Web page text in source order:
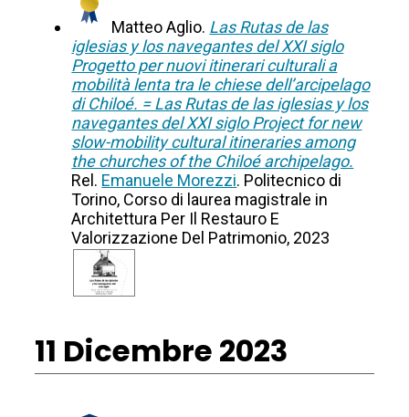
Matteo Aglio. Las Rutas de las
iglesias y los navegantes del XXI siglo
Progetto per nuovi itinerari culturali a
mobilità lenta tra le chiese dell’arcipelago
di Chiloé. = Las Rutas de las iglesias y los
navegantes del XXI siglo Project for new
slow-mobility cultural itineraries among
the churches of the Chiloé archipelago.
Rel. Emanuele Morezzi. Politecnico di
Torino, Corso di laurea magistrale in
Architettura Per Il Restauro E
Valorizzazione Del Patrimonio, 2023
11 Dicembre 2023